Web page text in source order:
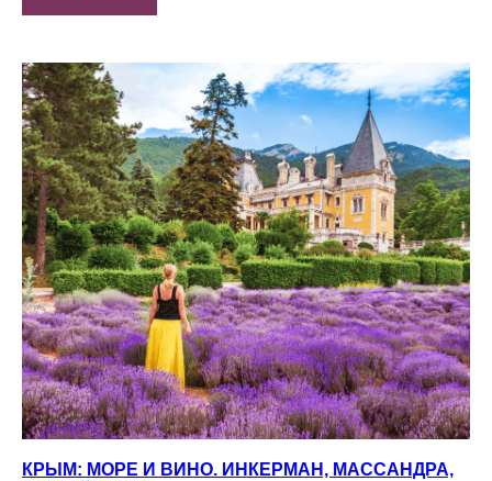
КРЫМ: МОРЕ И ВИНО. ИНКЕРМАН, МАССАНДРА,